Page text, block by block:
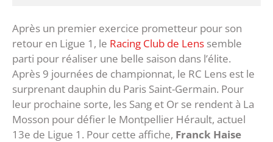
Après un premier exercice prometteur pour son
retour en Ligue 1, le Racing Club de Lens semble
parti pour réaliser une belle saison dans l’élite.
Après 9 journées de championnat, le RC Lens est le
surprenant dauphin du Paris Saint-Germain. Pour
leur prochaine sorte, les Sang et Or se rendent à La
Mosson pour défier le Montpellier Hérault, actuel
13e de Ligue 1. Pour cette affiche, Franck Haise